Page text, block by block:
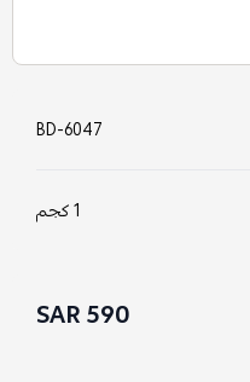
BD-6047
1 كجم
590 SAR